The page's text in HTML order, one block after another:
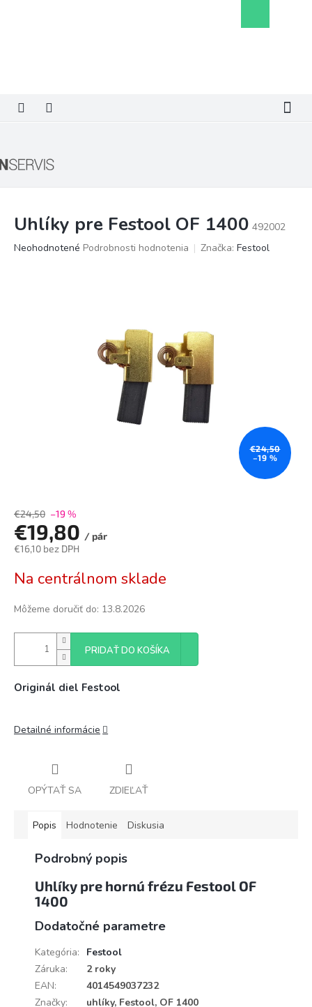
košík
Uhlíky pre Festool OF 1400 492002
Priemerné
Neohodnotené Podrobnosti hodnotenia Značka: Festool
€24,50
–19 %
€24,50 –19 %
€19,80 / pár
€16,10 bez DPH
cena:
Na centrálnom sklade
Môžeme doručiť do: 13.8.2026
PRIDAŤ DO KOŠÍKA
Originál diel Festool
Detailné informácie
OPÝTAŤ SA ZDIEĽAŤ
Popis Hodnotenie Diskusia
Podrobný popis
Uhlíky pre hornú frézu Festool OF
1400
Dodatočné parametre
Kategória:
Festool
Záruka:
2 roky
EAN:
4014549037232
Značky: uhlíky, Festool, OF 1400